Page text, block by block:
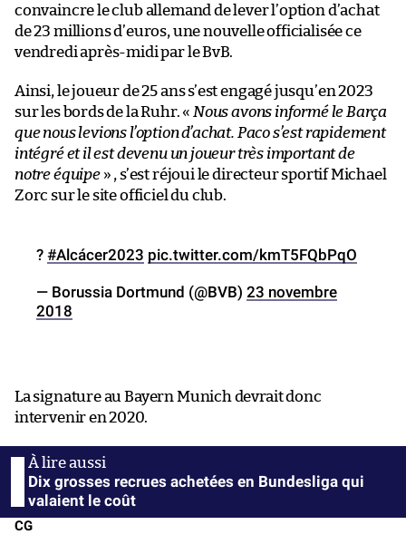
convaincre le club allemand de lever l’option d’achat
de 23 millions d’euros, une nouvelle officialisée ce
vendredi après-midi par le BvB.
Ainsi, le joueur de 25 ans s’est engagé jusqu’en 2023
sur les bords de la Ruhr. « Nous avons informé le Barça
que nous levions l’option d’achat. Paco s’est rapidement
intégré et il est devenu un joueur très important de
notre équipe» , s’est réjoui le directeur sportif Michael
Zorc sur le site officiel du club.
? #Alcácer2023 pic.twitter.com/kmT5FQbPqO
— Borussia Dortmund (@BVB) 23 novembre
2018
La signature au Bayern Munich devrait donc
intervenir en 2020.
Dix grosses recrues achetées en Bundesliga qui
valaient le coût
CG